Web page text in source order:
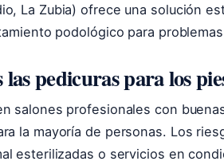
La Zubia) ofrece una solución
podológico para
las pedicuras para los
salones profesionales con
la mayoría de personas. Los
esterilizadas o servicios en